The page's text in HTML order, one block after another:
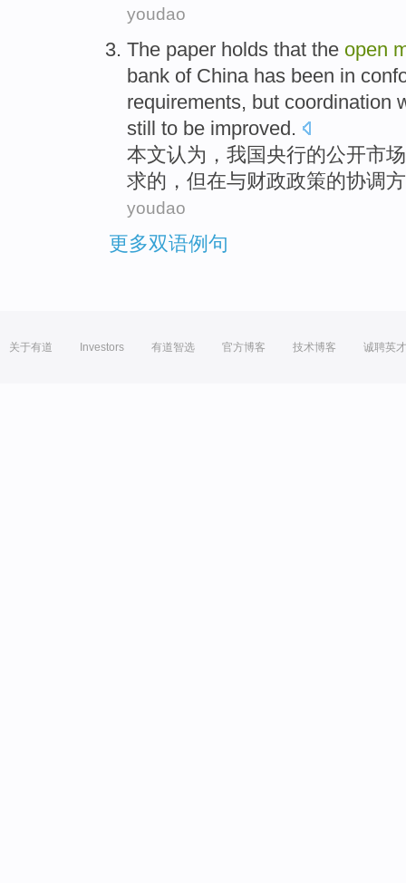
youdao
The paper holds that the open
bank of China has been in
requirements, but coordination
still to be improved.
本文认为 ， 我国央行的公开市场
求的， 但在与财政政策的协调
youdao
更多双语例句
关于有道 Investors 有道智选 官方博客 技术博客 诚聘英才